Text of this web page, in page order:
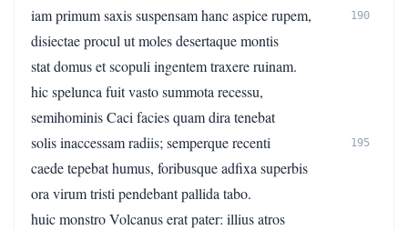
iam primum saxis suspensam hanc aspice rupem,
190
disiectae procul ut moles desertaque montis
stat domus et scopuli ingentem traxere ruinam.
hic spelunca fuit vasto summota recessu,
semihominis Caci facies quam dira tenebat
solis inaccessam radiis; semperque recenti
195
caede tepebat humus, foribusque adfixa superbis
ora virum tristi pendebant pallida tabo.
huic monstro Volcanus erat pater: illius atros